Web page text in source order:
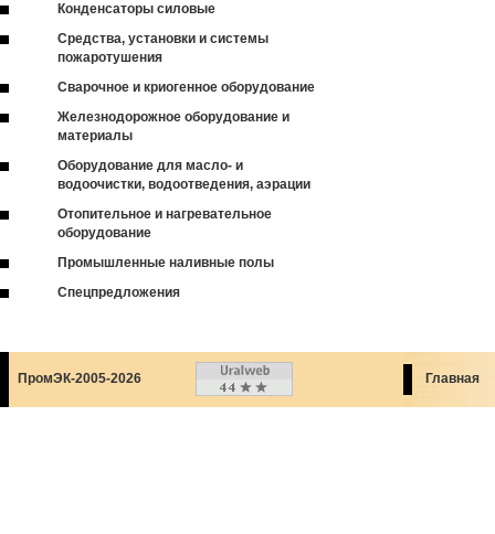
Конденсаторы силовые
Средства, установки и системы
пожаротушения
Сварочное и криогенное оборудование
Железнодорожное оборудование и
материалы
Оборудование для масло- и
водоочистки, водоотведения, аэрации
Отопительное и нагревательное
оборудование
Промышленные наливные полы
Спецпредложения
ПромЭК-2005-2026 Главная